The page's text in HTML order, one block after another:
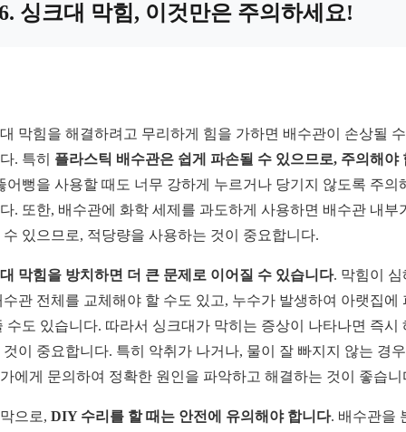
싱크대 막힘, 이것만은 주의하세요!
막힘을 해결하려고 무리하게 힘을 가하면 배수관이 손상될
. 특히 플라스틱 배수관은 쉽게 파손될 수 있으므로, 주의해야
어뻥을 사용할 때도 너무 강하게 누르거나 당기지 않도록 주의
. 또한, 배수관에 화학 세제를 과도하게 사용하면 배수관 내부
수 있으므로, 적당량을 사용하는 것이 중요합니다.
막힘을 방치하면 더 큰 문제로 이어질 수 있습니다. 막힘이 심
수관 전체를 교체해야 할 수도 있고, 누수가 발생하여 아랫집에
수도 있습니다. 따라서 싱크대가 막히는 증상이 나타나면 즉시
것이 중요합니다. 특히 악취가 나거나, 물이 잘 빠지지 않는 경
에게 문의하여 정확한 원인을 파악하고 해결하는 것이 좋습니
으로, DIY 수리를 할 때는 안전에 유의해야 합니다. 배수관을